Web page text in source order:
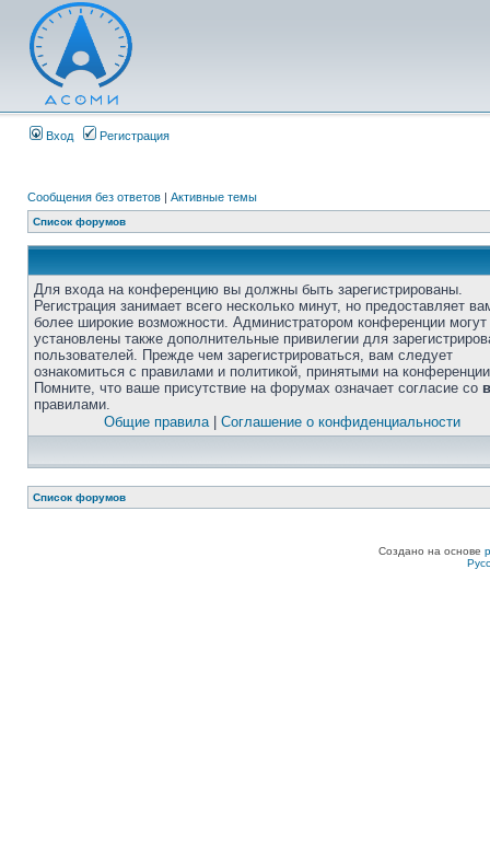
Вход Регистрация
Сообщения без ответов | Активные темы
Список форумов
Для входа на конференцию вы должны быть зарегистрированы.
Регистрация занимает всего несколько минут, но предоставляет
более широкие возможности. Администратором конференции
установлены также дополнительные привилегии для
пользователей. Прежде чем зарегистрироваться, вам следует
ознакомиться с правилами и политикой, принятыми на
Помните, что ваше присутствие на форумах означает согласие со
правилами.
Общие правила| Соглашение о конфиденциальности
Список форумов
Создано на основе